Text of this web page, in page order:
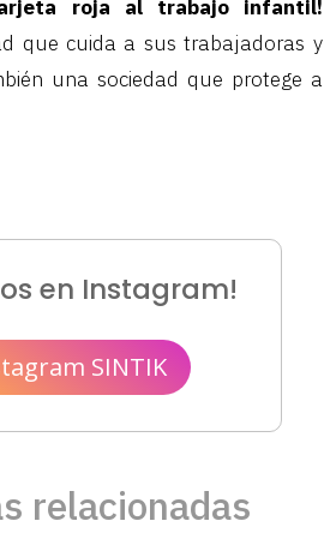
roja al trabajo infantil!
que cuida a sus trabajadoras y
una sociedad que protege a
en Instagram!
SINTIK
relacionadas